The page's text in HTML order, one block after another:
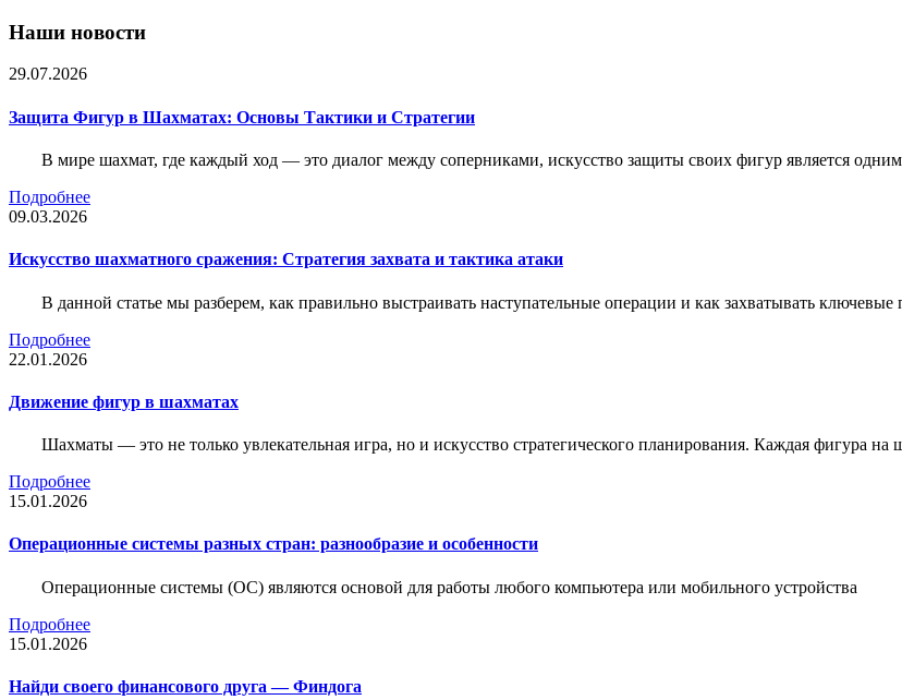
Наши новости
29.07.2026
Защита Фигур в Шахматах: Основы Тактики и Стратегии
В мире шахмат, где каждый ход — это диалог между соперниками, искусство защиты своих фигур является
Подробнее
09.03.2026
Искусство шахматного сражения: Стратегия захвата и тактика атаки
В данной статье мы разберем, как правильно выстраивать наступательные операции и как захватывать
Подробнее
22.01.2026
Движение фигур в шахматах
Шахматы — это не только увлекательная игра, но и искусство стратегического планирования. Каждая фигура
Подробнее
15.01.2026
Операционные системы разных стран: разнообразие и особенности
Операционные системы (ОС) являются основой для работы любого компьютера или мобильного устройства
Подробнее
15.01.2026
Найди своего финансового друга — Финдога